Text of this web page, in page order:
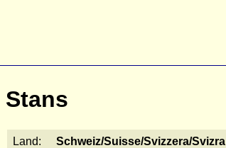
Stans
Land: Schweiz/Suisse/Svizzera/Svizra